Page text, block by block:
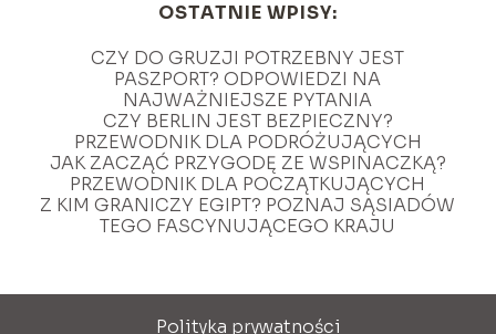
OSTATNIE WPISY:
CZY DO GRUZJI POTRZEBNY JEST
PASZPORT? ODPOWIEDZI NA
NAJWAŻNIEJSZE PYTANIA
CZY BERLIN JEST BEZPIECZNY?
PRZEWODNIK DLA PODRÓŻUJĄCYCH
JAK ZACZĄĆ PRZYGODĘ ZE WSPINACZKĄ?
PRZEWODNIK DLA POCZĄTKUJĄCYCH
Z KIM GRANICZY EGIPT? POZNAJ SĄSIADÓW
TEGO FASCYNUJĄCEGO KRAJU
Polityka prywatności